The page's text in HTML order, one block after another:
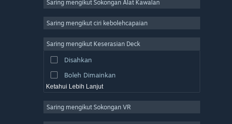
Simulation
Video Production
Photo Editing
Saring mengikut Sokongan Alat Kawalan
Saring mengikut ciri kebolehcapaian
Saring mengikut Keserasian Deck
Disahkan
Boleh Dimainkan
Ketahui Lebih Lanjut
Saring mengikut Sokongan VR